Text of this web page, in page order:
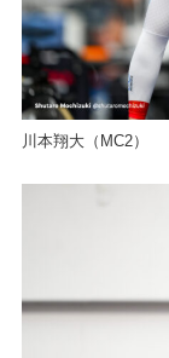
川本翔大（MC2）